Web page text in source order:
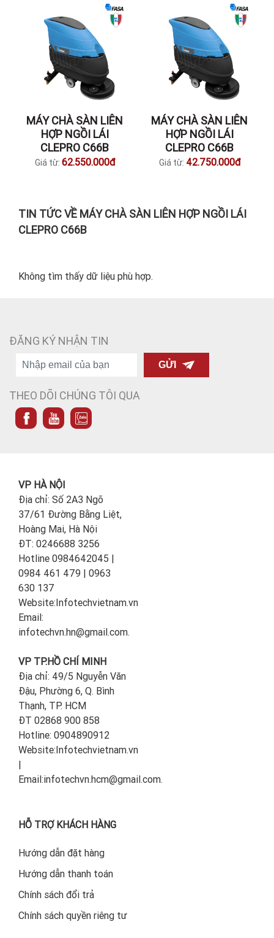
MÁY CHÀ SÀN LIÊN
HỢP NGỒI LÁI
CLEPRO C66B
Giá từ: 62.550.000đ
MÁY CHÀ SÀN LIÊN
HỢP NGỒI LÁI
CLEPRO C66B
Giá từ: 42.750.000đ
TIN TỨC VỀ MÁY CHÀ SÀN LIÊN HỢP NGỒI LÁI
CLEPRO C66B
Không tìm thấy dữ liệu phù hợp.
ĐĂNG KÝ NHẬN TIN
GỬI
THEO DÕI CHÚNG TÔI QUA
VP HÀ NỘI
Địa chỉ: Số 2A3 Ngõ
37/61 Đường Bằng Liệt,
Hoàng Mai, Hà Nội
ĐT: 0246688 3256
Hotline 0984642045 |
0984 461 479 | 0963
630 137
Website:Infotechvietnam.vn
Email:
infotechvn.hn@gmail.com.
VP TP.HỒ CHÍ MINH
Địa chỉ: 49/5 Nguyễn Văn
Đậu, Phường 6, Q. Bình
Thạnh, TP. HCM
ĐT 02868 900 858
Hotline: 0904890912
Website:Infotechvietnam.vn
|
Email:infotechvn.hcm@gmail.com.
HỖ TRỢ KHÁCH HÀNG
Hướng dẫn đặt hàng
Hướng dẫn thanh toán
Chính sách đổi trả
Chính sách quyền riêng tư